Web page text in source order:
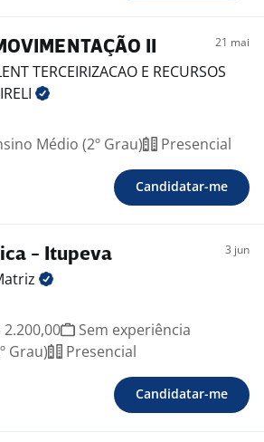
II 21 mai
TERCEIRIZACAO E RECURSOS
Médio (2º Grau) Presencial
Candidatar-me
- Itupeva 3 jun
2.200,00
Sem experiência
Grau)
Presencial
Candidatar-me